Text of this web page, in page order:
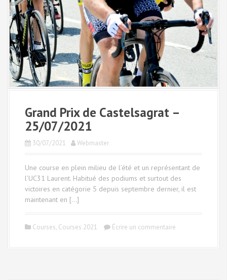
Grand Prix de Castelsagrat –
25/07/2021
30/07/2021 Webmaster
Une course en plein milieu de l’été et un représentant de
l’UC31 Laurent. Habitué des podiums et surtout des
victoires en catégorie 5 depuis septembre dernier, il est
maintenant en […]
Courses, Courses 2021 Écrire un commentaire